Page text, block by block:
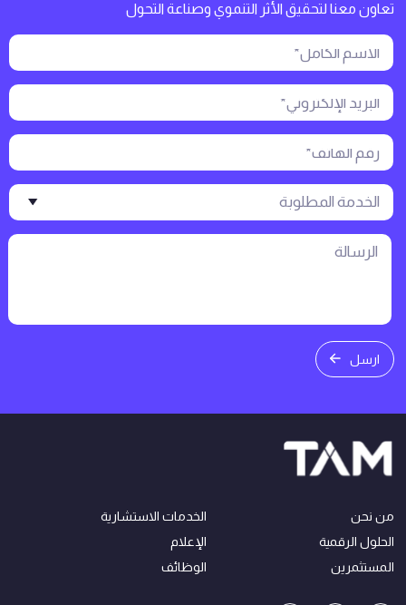
تعاون معنا لتحقيق الأثر التنموي وصناعة التحول
ارسل
من نحن
الخدمات الاستشارية
الحلول الرقمية
الإعلام
المستثمرين
الوظائف